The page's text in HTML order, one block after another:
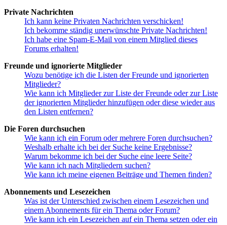
Private Nachrichten
Ich kann keine Privaten Nachrichten verschicken!
Ich bekomme ständig unerwünschte Private Nachrichten!
Ich habe eine Spam-E-Mail von einem Mitglied dieses
Forums erhalten!
Freunde und ignorierte Mitglieder
Wozu benötige ich die Listen der Freunde und ignorierten
Mitglieder?
Wie kann ich Mitglieder zur Liste der Freunde oder zur Liste
der ignorierten Mitglieder hinzufügen oder diese wieder aus
den Listen entfernen?
Die Foren durchsuchen
Wie kann ich ein Forum oder mehrere Foren durchsuchen?
Weshalb erhalte ich bei der Suche keine Ergebnisse?
Warum bekomme ich bei der Suche eine leere Seite?
Wie kann ich nach Mitgliedern suchen?
Wie kann ich meine eigenen Beiträge und Themen finden?
Abonnements und Lesezeichen
Was ist der Unterschied zwischen einem Lesezeichen und
einem Abonnements für ein Thema oder Forum?
Wie kann ich ein Lesezeichen auf ein Thema setzen oder ein